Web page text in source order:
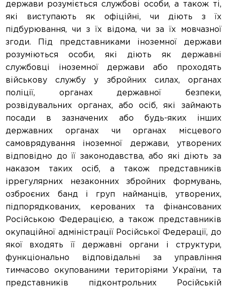
держави розуміється службові особи, а також ті,
які виступають як офіційні, чи діють з їх
підбурювання, чи з їх відома, чи за їх мовчазної
згоди. Під представниками іноземної держави
розуміються особи, які діють як державні
службовці іноземної держави або проходять
військову службу у збройних силах, органах
поліції, органах державної безпеки,
розвідувальних органах, або осіб, які займають
посади в зазначених або будь-яких інших
державних органах чи органах місцевого
самоврядування іноземної держави, утворених
відповідно до її законодавства, або які діють за
наказом таких осіб, а також представників
іррегулярних незаконних збройних формувань,
озброєних банд і груп найманців, утворених,
підпорядкованих, керованих та фінансованих
Російською Федерацією, а також представників
окупаційної адміністрації Російської Федерації, до
якої входять її державні органи і структури,
функціонально відповідальні за управління
тимчасово окупованими територіями України, та
представників підконтрольних Російській